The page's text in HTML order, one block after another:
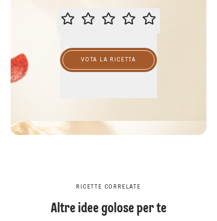
VALUTA QUESTA RICETTA
VOTA LA RICETTA
RICETTE CORRELATE
Altre idee golose per te